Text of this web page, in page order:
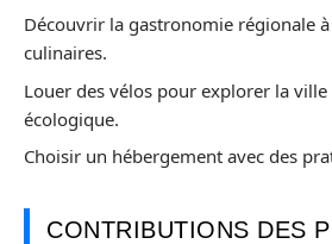
Découvrir la gastronomie régionale
culinaires.
Louer des vélos pour explorer la
écologique.
Choisir un hébergement avec des
CONTRIBUTIONS DES